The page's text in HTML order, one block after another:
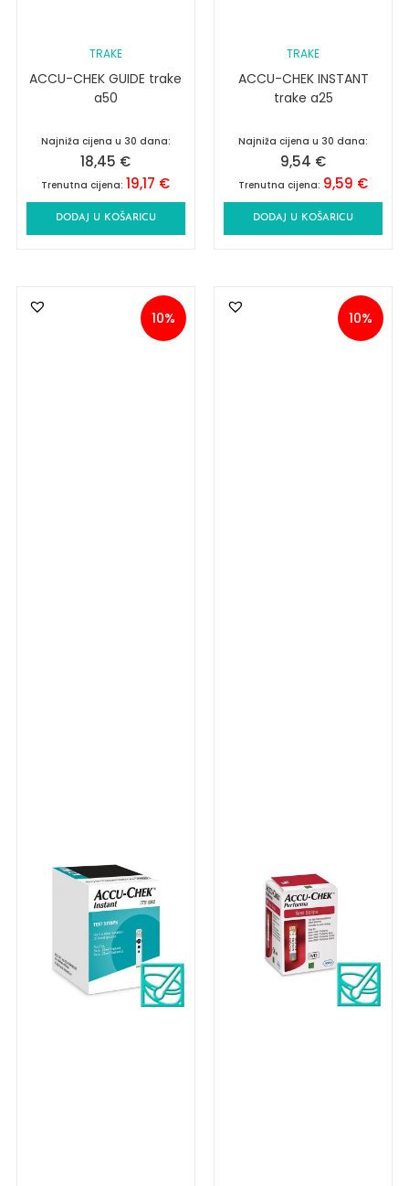
TRAKE
ACCU-CHEK GUIDE trake
a50
Najniža cijena u 30 dana:
18,45 €
Trenutna cijena: 19,17 €
DODAJ U KOŠARICU
TRAKE
ACCU-CHEK INSTANT
trake a25
Najniža cijena u 30 dana:
9,54 €
Trenutna cijena: 9,59 €
DODAJ U KOŠARICU
10% 10%